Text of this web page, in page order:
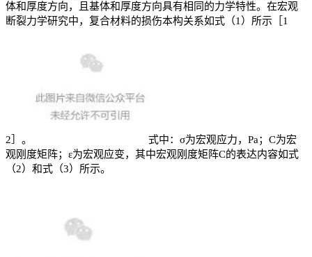
体和厚度方向，且基体和厚度方向具有相同的力学特性。在宏观
断裂力学研究中，复合材料的损伤本构关系如式（1）所示［1
2］。 式中： σ为宏观应力，Pa； C为宏
观刚度矩阵； ε为宏观应变，其中宏观刚度矩阵C的表达内容如式
（2）和式（3）所示。